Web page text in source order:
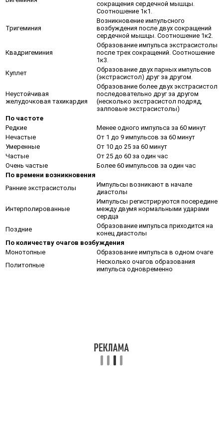
сокращения сердечной мышцы.
Соотношение 1к1.
Тригеминия
Возникновение импульсного
возбуждения после двух сокращений
сердечной мышцы. Соотношение 1к2.
Квадригеминия
Образование импульса экстрасистолы
после трех сокращений. Соотношение
1к3.
Куплет
Образование двух парных импульсов
(экстрасистол) друг за другом.
Неустойчивая
желудочковая тахикардия
Образование более двух экстрасистол
последовательно друг за другом
(несколько экстрасистол подряд,
залповые экстрасистолы)
По частоте
Редкие
Менее одного импульса за 60 минут
Нечастые
От 1 до 9 импульсов за 60 минут
Умеренные
От 10 до 25 за 60 минут
Частые
От 25 до 60 за один час
Очень частые
Более 60 импульсов за один час
По времени возникновения
Ранние экстрасистолы
Импульсы возникают в начале
диастолы
Интерполированные
Импульсы регистрируются посередине
между двумя нормальными ударами
сердца
Поздние
Образование импульса приходится на
конец диастолы
По количеству очагов возбуждения
Монотопные
Образование импульса в одном очаге
Политопные
Несколько очагов образования
импульса одновременно